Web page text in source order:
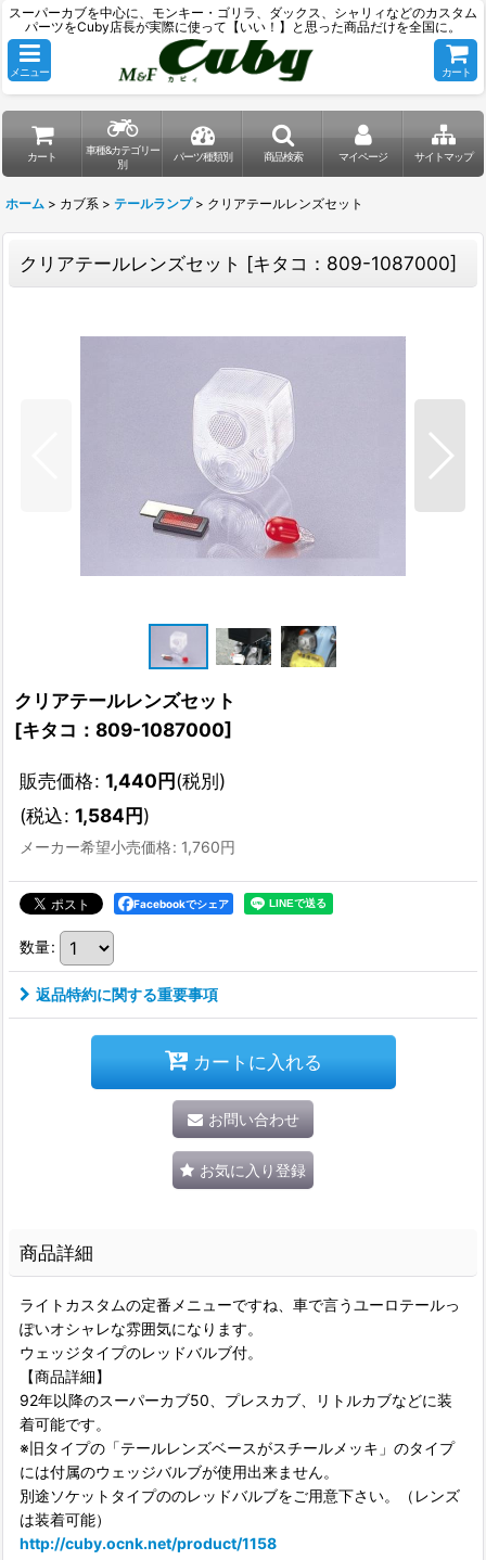
スーパーカブを中心に、モンキー・ゴリラ、ダックス、シャリィなどのカスタム
パーツをCuby店長が実際に使って【いい！】と思った商品だけを全国に。
メニュー カート
カート
車種&カテゴリー
別
パーツ種類別 商品検索 マイページ サイトマップ
ホーム > カブ系 > テールランプ > クリアテールレンズセット
クリアテールレンズセット [キタコ：809-1087000]
クリアテールレンズセット
[キタコ：809-1087000]
販売価格: 1,440円(税別)
(税込: 1,584円)
メーカー希望小売価格: 1,760円
Facebookでシェア
数量:
返品特約に関する重要事項
カートに入れる
お問い合わせ
お気に入り登録
商品詳細
ライトカスタムの定番メニューですね、車で言うユーロテールっ
ぽいオシャレな雰囲気になります。
ウェッジタイプのレッドバルブ付。
【商品詳細】
92年以降のスーパーカブ50、プレスカブ、リトルカブなどに装
着可能です。
※旧タイプの「テールレンズベースがスチールメッキ」のタイプ
には付属のウェッジバルブが使用出来ません。
別途ソケットタイプののレッドバルブをご用意下さい。（レンズ
は装着可能）
http://cuby.ocnk.net/product/1158